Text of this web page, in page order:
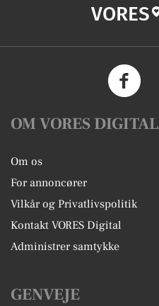
VORES
OM VORES DIGITAL
Om os
For annoncører
Vilkår og Privatlivspolitik
Kontakt VORES Digital
Administrer samtykke
GENVEJE